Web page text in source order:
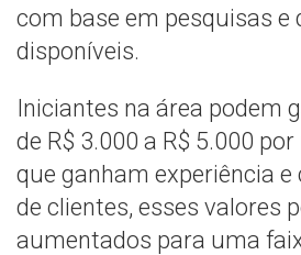
com base em pesquisas e
disponíveis.
Iniciantes na área podem
de R$ 3.000 a R$ 5.000
que ganham experiência
de clientes, esses valores
aumentados para uma